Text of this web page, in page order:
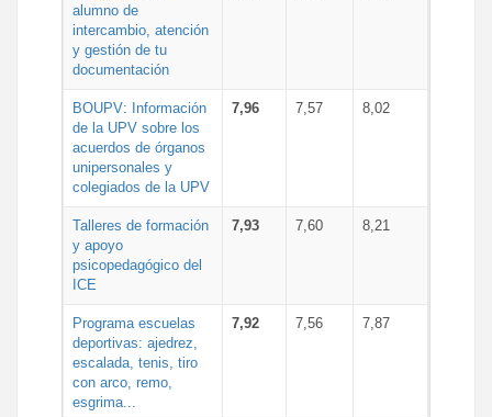
alumno de
intercambio, atención
y gestión de tu
documentación
BOUPV: Información
de la UPV sobre los
acuerdos de órganos
unipersonales y
colegiados de la UPV
7,96 7,57 8,02
Talleres de formación
y apoyo
psicopedagógico del
ICE
7,93 7,60 8,21
Programa escuelas
deportivas: ajedrez,
escalada, tenis, tiro
con arco, remo,
esgrima...
7,92 7,56 7,87